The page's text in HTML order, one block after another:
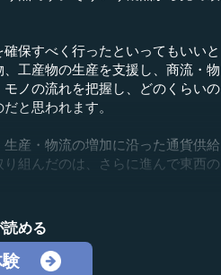
保すべく行ったといってもいいと
工産物の生産を支援し、商流・物
ノの流れを把握し、どのくらいの
と思われます。
産・物流の増加に沿った通貨供給
組んだのは、さらに進んで東西の
める